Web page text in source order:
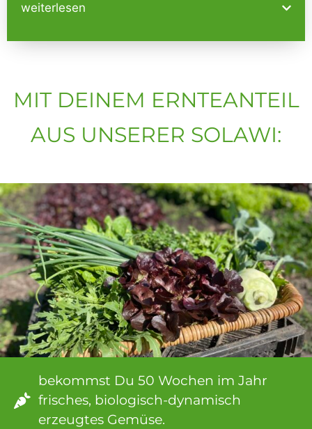
weiterlesen
MIT DEINEM ERNTEANTEIL
AUS UNSERER SOLAWI:
bekommst Du 50 Wochen im Jahr
frisches, biologisch-dynamisch
erzeugtes Gemüse.